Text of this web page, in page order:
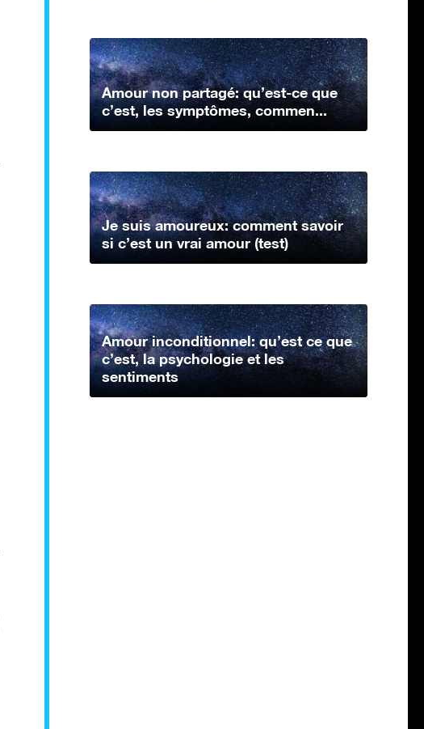
Amour non partagé: qu’est-ce que
c’est, les symptômes, commen...
Je suis amoureux: comment savoir
si c’est un vrai amour (test)
Amour inconditionnel: qu’est ce que
c’est, la psychologie et les
sentiments